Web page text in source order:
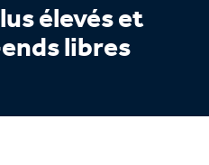
élevés et
libres